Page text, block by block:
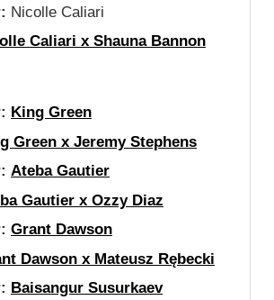
Nicolle Caliari
Caliari x Shauna Bannon
King Green
Green x Jeremy Stephens
Ateba Gautier
Gautier x Ozzy Diaz
Grant Dawson
Dawson x Mateusz Rębecki
Baisangur Susurkaev